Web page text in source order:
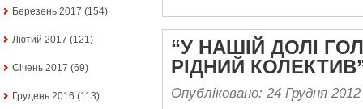
Березень 2017 (154)
Лютий 2017 (121)
Січень 2017 (69)
Грудень 2016 (113)
“У НАШІЙ ДОЛІ
РІДНИЙ
Опубліковано: 24 Грудня 2012